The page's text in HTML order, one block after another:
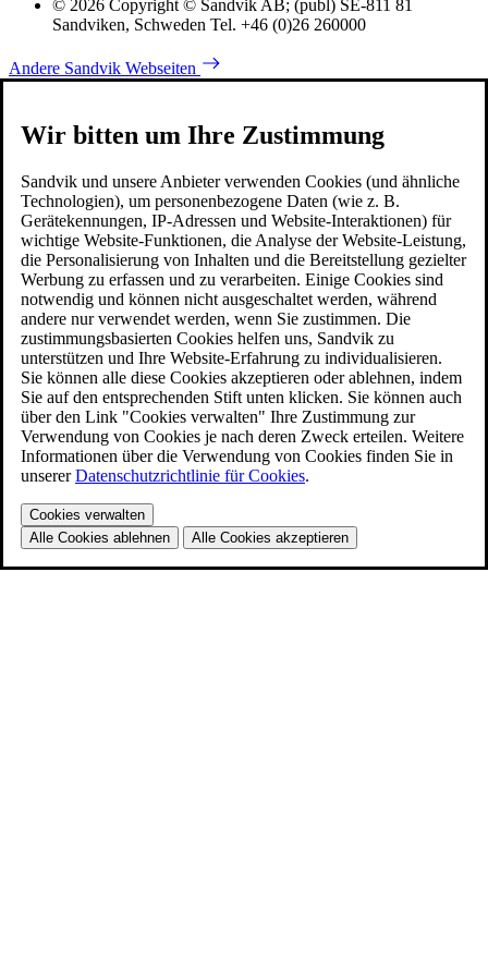
© 2026 Copyright © Sandvik AB; (publ) SE-811 81
Sandviken, Schweden Tel. +46 (0)26 260000
Andere Sandvik Webseiten
Wir bitten um Ihre Zustimmung
Sandvik und unsere Anbieter verwenden Cookies (und ähnliche
Technologien), um personenbezogene Daten (wie z. B.
Gerätekennungen, IP-Adressen und Website-Interaktionen) für
wichtige Website-Funktionen, die Analyse der Website-Leistung,
die Personalisierung von Inhalten und die Bereitstellung gezielter
Werbung zu erfassen und zu verarbeiten. Einige Cookies sind
notwendig und können nicht ausgeschaltet werden, während
andere nur verwendet werden, wenn Sie zustimmen. Die
zustimmungsbasierten Cookies helfen uns, Sandvik zu
unterstützen und Ihre Website-Erfahrung zu individualisieren.
Sie können alle diese Cookies akzeptieren oder ablehnen, indem
Sie auf den entsprechenden Stift unten klicken. Sie können auch
über den Link "Cookies verwalten" Ihre Zustimmung zur
Verwendung von Cookies je nach deren Zweck erteilen. Weitere
Informationen über die Verwendung von Cookies finden Sie in
unsererDatenschutzrichtlinie für Cookies.
Cookies verwalten
Alle Cookies ablehnen
Alle Cookies akzeptieren